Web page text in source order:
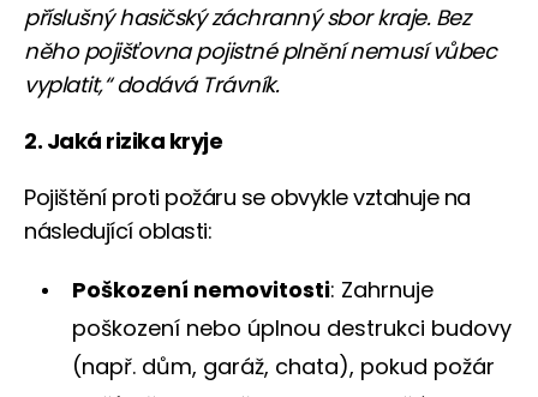
příslušný hasičský záchranný sbor kraje. Bez
něho pojišťovna pojistné plnění nemusí vůbec
vyplatit,“ dodává Trávník.
2. Jaká rizika kryje
Pojištění proti požáru se obvykle vztahuje na
následující oblasti:
Poškození nemovitosti: Zahrnuje
poškození nebo úplnou destrukci budovy
(např. dům, garáž, chata), pokud požár